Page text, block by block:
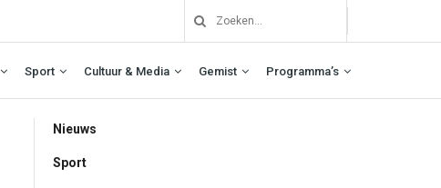
Sport Cultuur & Media Gemist Programma’s
Nieuws
Sport